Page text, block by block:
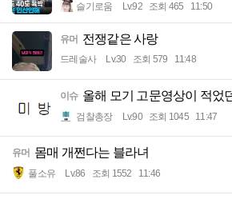
슬기로움 Lv.92 조회 465 11:50
유머 전쟁같은 사랑
드레술사 Lv.30 조회 579 11:48
이슈 올해 모기 고문영상이 적었
검찰총장 Lv.90 조회 1045 11:47
유머 몸매 개쩐다는 블라녀
풀소유 Lv.86 조회 1552 11:46